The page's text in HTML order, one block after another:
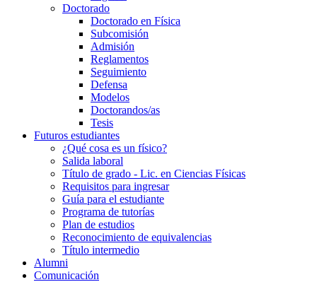
Doctorado
Doctorado en Física
Subcomisión
Admisión
Reglamentos
Seguimiento
Defensa
Modelos
Doctorandos/as
Tesis
Futuros estudiantes
¿Qué cosa es un físico?
Salida laboral
Título de grado - Lic. en Ciencias Físicas
Requisitos para ingresar
Guía para el estudiante
Programa de tutorías
Plan de estudios
Reconocimiento de equivalencias
Título intermedio
Alumni
Comunicación